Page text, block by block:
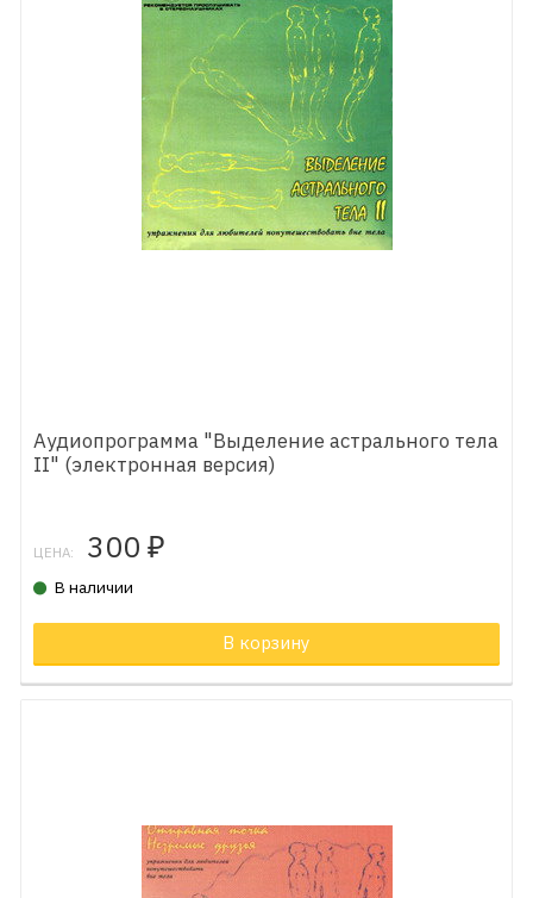
Аудиопрограмма "Выделение астрального тела
II" (электронная версия)
ЦЕНА: 300 ₽
В наличии
В корзину